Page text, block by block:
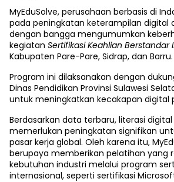
MyEduSolve, perusahaan berbasis di
pada peningkatan keterampilan digital
dengan bangga mengumumkan
kegiatan Sertifikasi Keahlian Berstandar
Kabupaten Pare-Pare, Sidrap, dan Barru.
Program ini dilaksanakan dengan
Dinas Pendidikan Provinsi Sulawesi
untuk meningkatkan kecakapan digital
Berdasarkan data terbaru, literasi
memerlukan peningkatan signifikan
pasar kerja global. Oleh karena itu,
berupaya memberikan pelatihan yang
kebutuhan industri melalui program
internasional, seperti sertifikasi